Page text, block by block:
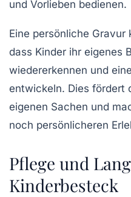
und Vorlieben bedienen.
Eine persönliche
dass Kinder ihr eigenes
wiedererkennen und
entwickeln. Dies fördert
eigenen Sachen und
noch persönlicheren
Pflege und
Kinderbesteck